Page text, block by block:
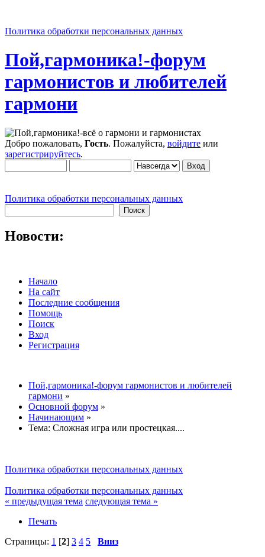
Политика обработки персональных данных
Пой,гармоника!-форум
гармонистов и любителей
гармони
Добро пожаловать, Гость. Пожалуйста, войдите или
зарегистрируйтесь.
Политика обработки персональных данных
Новости:
Начало
На сайт
Последние сообщения
Помощь
Поиск
Вход
Регистрация
Пой,гармоника!-форум гармонистов и любителей
гармони »
Основной форум »
Начинающим »
Тема: Сложная игра или простецкая....
Политика обработки персональных данных
Политика обработки персональных данных
« предыдущая тема следующая тема »
Печать
Страницы: 1 [2] 3 4 5 Вниз